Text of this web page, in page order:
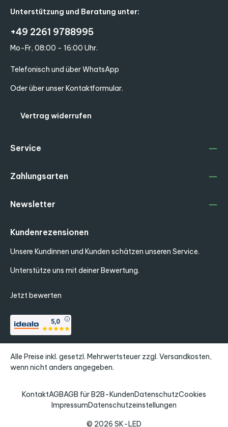
Unterstützung und Beratung unter:
+49 2261 9788995
Mo-Fr, 08:00 - 16:00 Uhr.
Telefonisch und über WhatsApp
Oder über unserKontaktformular.
Vertrag widerrufen
Service
Zahlungsarten
Kundenrezensionen
Unsere Kundinnen und Kunden schätzen unseren Service.
Unterstütze uns mit deiner Bewertung.
Jetzt bewerten
Newsletter
Alle Preise inkl. gesetzl. Mehrwertsteuer zzgl. Versandkosten,
wenn nicht anders angegeben.
© 2026 SK-LED
KontaktAGBAGB für B2B-KundenDatenschutzCookies
ImpressumDatenschutzeinstellungen